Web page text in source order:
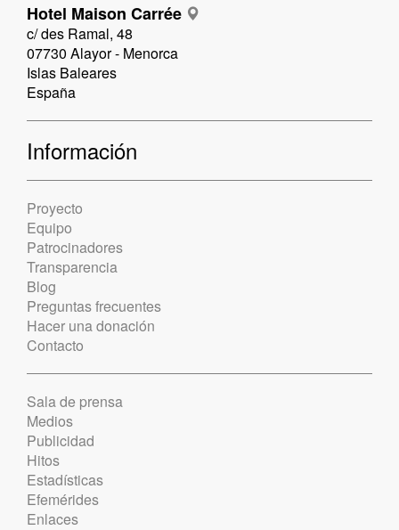
Hotel Maison Carrée
c/ des Ramal, 48
07730 Alayor - Menorca
Islas Baleares
España
Información
Proyecto
Equipo
Patrocinadores
Transparencia
Blog
Preguntas frecuentes
Hacer una donación
Contacto
Sala de prensa
Medios
Publicidad
Hitos
Estadísticas
Efemérides
Enlaces